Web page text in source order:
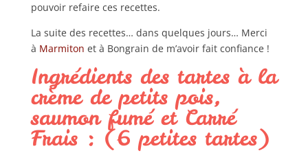
pouvoir refaire ces recettes.
La suite des recettes… dans quelques jours… Merci
à Marmiton et à Bongrain de m’avoir fait confiance !
Ingrédients des tartes à la
crème de petits pois,
saumon fumé et Carré
Frais : (6 petites tartes)